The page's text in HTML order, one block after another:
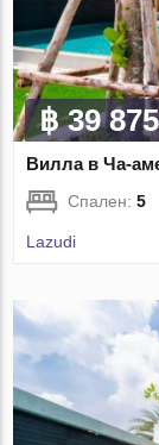
฿ 39
Вилла в Ча-
Спален:5
Lazudi